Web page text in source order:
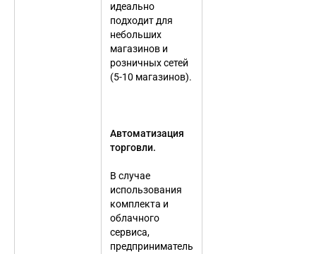
идеально
подходит для
небольших
магазинов и
розничных сетей
(5-10 магазинов).
Автоматизация
торговли.
В случае
использования
комплекта и
облачного
сервиса,
предприниматель